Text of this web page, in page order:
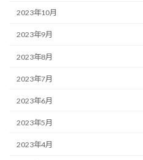
2023年10月
2023年9月
2023年8月
2023年7月
2023年6月
2023年5月
2023年4月